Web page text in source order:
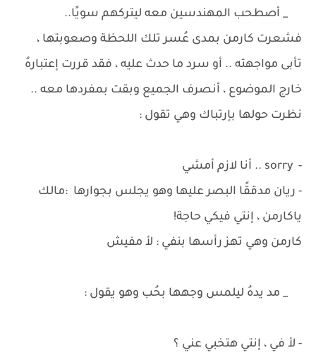
_ أصطحب المهندسين معه ليتركهم سويًا..
فشعرت كارمن بمدى عُسر تلك اللحظة وصعوبتها ،
تأبى مواجهته .. أو سرد ما حدث عليه ، فقد قررت إعتبارهُ
خارج الموضوع ، أنصرف الجميع وبقت بمفردها معه ..
نظرت حولها بإرتباك وهي تقول :
- sorry .. أنا لازم أمشي
- ريان مدققًا البصر عليها وهو يجلس بجوارها :مالك
ياكارمن ، إنتي فيكي حاجة!
كارمن وهي تهز رأسها بنفي : لأ مفيش
_ مد يدهُ ليلمس وجهها بحُب وهو يقول :
- لأ في ، إنتي هتخبي عني ؟